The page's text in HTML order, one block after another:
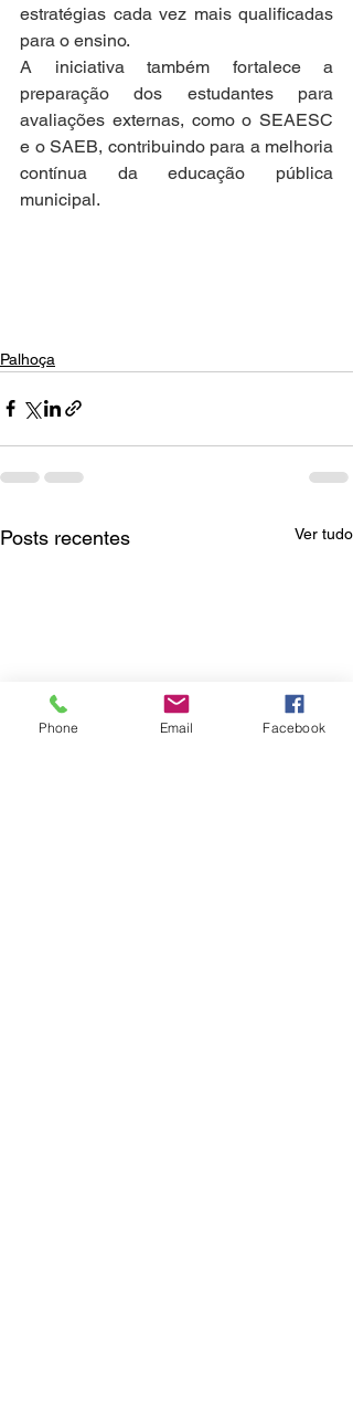
estratégias cada vez mais qualificadas
para o ensino.
A iniciativa também fortalece a
preparação dos estudantes para
avaliações externas, como o SEAESC
e o SAEB, contribuindo para a melhoria
contínua da educação pública
municipal.
Palhoça
Posts recentes Ver tudo
Phone Email Facebook